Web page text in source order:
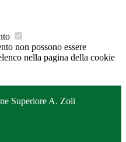
non possono essere
nella pagina della cookie
Superiore A. Zoli